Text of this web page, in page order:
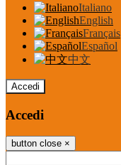
Italiano
English
Français
Español
中文
Accedi
Accedi
button close ×